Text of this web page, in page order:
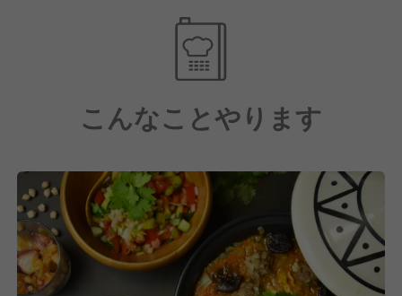
がらも、カフェのようなカジュアルな空間を作ってい
コンセプトは「安心と刺激のレアエスニック体験」で
こんなことやります